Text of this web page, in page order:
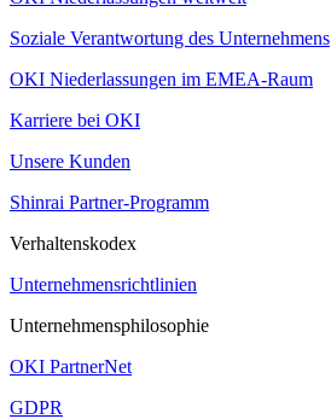
Soziale Verantwortung des Unternehmens
OKI Niederlassungen im EMEA-Raum
Karriere bei OKI
Unsere Kunden
Shinrai Partner-Programm
Verhaltenskodex
Unternehmensrichtlinien
Unternehmensphilosophie
OKI PartnerNet
GDPR